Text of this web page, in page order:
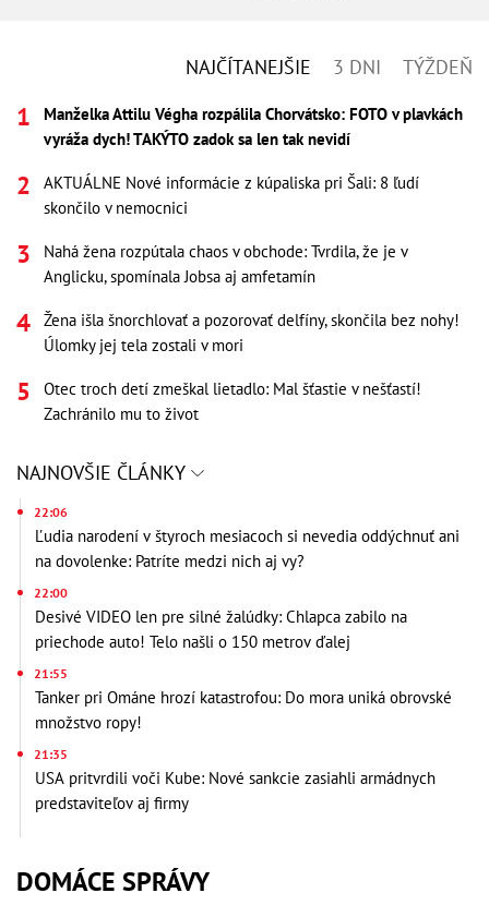
NAJČÍTANEJŠIE 3 DNI TÝŽDEŇ
Manželka Attilu Végha rozpálila Chorvátsko: FOTO v plavkách
vyráža dych! TAKÝTO zadok sa len tak nevidí
AKTUÁLNE Nové informácie z kúpaliska pri Šali: 8 ľudí
skončilo v nemocnici
Nahá žena rozpútala chaos v obchode: Tvrdila, že je v
Anglicku, spomínala Jobsa aj amfetamín
Žena išla šnorchlovať a pozorovať delfíny, skončila bez nohy!
Úlomky jej tela zostali v mori
Otec troch detí zmeškal lietadlo: Mal šťastie v nešťastí!
Zachránilo mu to život
NAJNOVŠIE ČLÁNKY
22:06
Ľudia narodení v štyroch mesiacoch si nevedia oddýchnuť ani
na dovolenke: Patríte medzi nich aj vy?
22:00
Desivé VIDEO len pre silné žalúdky: Chlapca zabilo na
priechode auto! Telo našli o 150 metrov ďalej
21:55
Tanker pri Ománe hrozí katastrofou: Do mora uniká obrovské
množstvo ropy!
21:35
USA pritvrdili voči Kube: Nové sankcie zasiahli armádnych
predstaviteľov aj firmy
DOMÁCE SPRÁVY